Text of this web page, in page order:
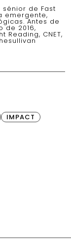
de Fast
emergente,
Antes de
de 2016,
Reading, CNET,
IMPACT